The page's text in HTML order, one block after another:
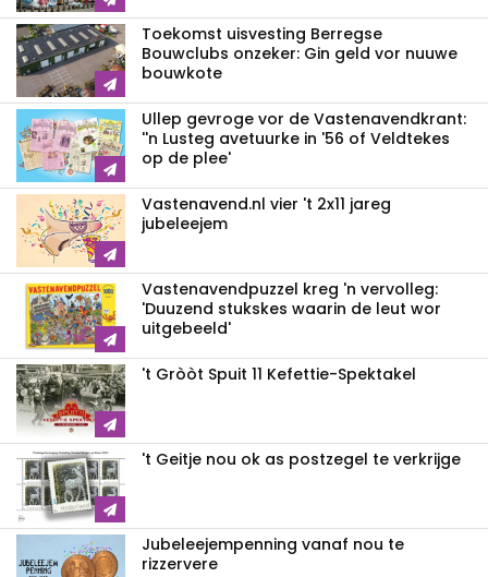
Toekomst uisvesting Berregse
Bouwclubs onzeker: Gin geld vor nuuwe
bouwkote
Ullep gevroge vor de Vastenavend­krant:
''n Lusteg avetuurke in '56 of Veldtekes
op de plee'
Vastenavend.nl vier 't 2x11 jareg
jubeleejem
Vastenavendpuzzel kreg 'n vervolleg:
'Duuzend stukskes waarin de leut wor
uitgebeeld'
't Gròòt Spuit 11 Kefettie-Spektakel
't Geitje nou ok as postzegel te verkrijge
Jubeleejempenning vanaf nou te
rizzervere